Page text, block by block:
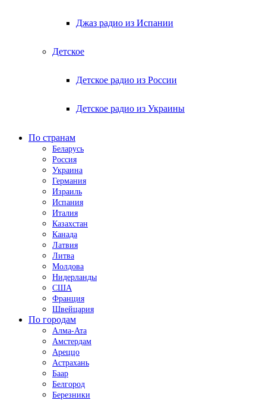
Джаз радио из Испании
Детское
Детское радио из России
Детское радио из Украины
По странам
Беларусь
Россия
Украина
Германия
Израиль
Испания
Италия
Казахстан
Канада
Латвия
Литва
Молдова
Нидерланды
США
Франция
Швейцария
По городам
Алма-Ата
Амстердам
Ареццо
Астрахань
Баар
Белгород
Березники